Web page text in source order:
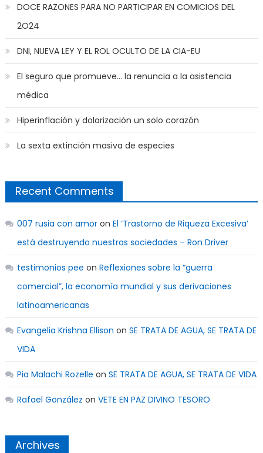
DOCE RAZONES PARA NO PARTICIPAR EN COMICIOS DEL
2O24
DNI, NUEVA LEY Y EL ROL OCULTO DE LA CIA-EU
El seguro que promueve… la renuncia a la asistencia
médica
Hiperinflación y dolarización un solo corazón
La sexta extinción masiva de especies
Recent Comments
007 rusia con amoron El ‘Trastorno de Riqueza Excesiva’
está destruyendo nuestras sociedades – Ron Driver
testimonios pee on Reflexiones sobre la “guerra
comercial”, la economía mundial y sus derivaciones
latinoamericanas
Evangelia Krishna Ellison on SE TRATA DE AGUA, SE TRATA DE
VIDA
Pia Malachi Rozelle on SE TRATA DE AGUA, SE TRATA DE VIDA
Rafael González on VETE EN PAZ DIVINO TESORO
Archives